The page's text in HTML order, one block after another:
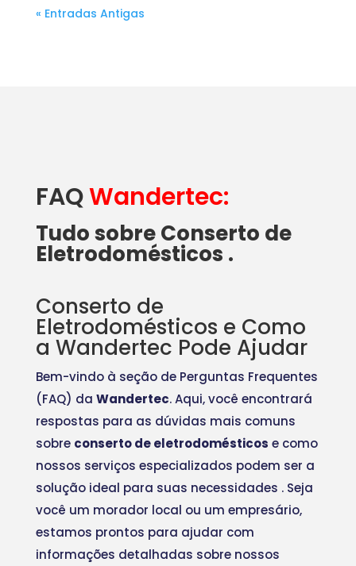
« Entradas Antigas
FAQWandertec:
Tudo sobre Conserto de
Eletrodomésticos .
Conserto de
Eletrodomésticos e Como
a Wandertec Pode Ajudar
Bem-vindo à seção de Perguntas Frequentes
(FAQ) da Wandertec. Aqui, você encontrará
respostas para as dúvidas mais comuns
sobre conserto de eletrodomésticos e como
nossos serviços especializados podem ser a
solução ideal para suas necessidades . Seja
você um morador local ou um empresário,
estamos prontos para ajudar com
informações detalhadas sobre nossos